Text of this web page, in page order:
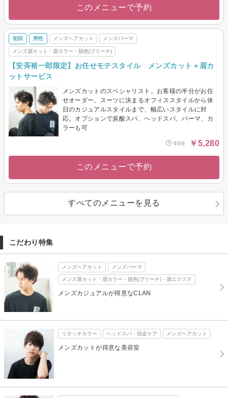
このメニューで予約
初回 男性 メンズヘアカット メンズパーマ
メンズ眉カット・眉カラー・脱色(ブリーチ)
【安斉裕一郎限定】お任せモテスタイル メンズカット＋眉カ
ットサービス
メンズカットのスペシャリスト。お客様の半分がお任
せオーダー。スーツに決まるオフィススタイルから休
日のカジュアルスタイルまで、幅広いスタイルに対
応。オプションで炭酸スパ、ヘッドスパ、パーマ、カ
ラーも可
60分 ￥5,280
このメニューで予約
すべてのメニューを見る
こだわり特集
メンズヘアカット メンズパーマ
メンズ眉カット・眉カラー・脱色(ブリーチ)・眉エクステ
メンズカジュアルが得意なCLAN
リタッチカラー ヘッドスパ・頭皮ケア メンズヘアカット
メンズカットが得意な美容室